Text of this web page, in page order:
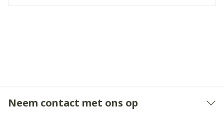
Neem contact met ons op